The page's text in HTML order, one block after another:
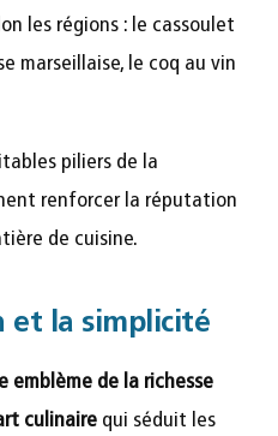
les régions : le cassoulet
marseillaise, le coq au vin
piliers de la
renforcer la réputation
de cuisine.
et la simplicité
emblème de la richesse
culinaire qui séduit les